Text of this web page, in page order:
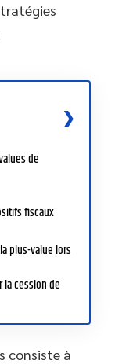
de
fiscaux
plus-value lors
cession de
consiste à